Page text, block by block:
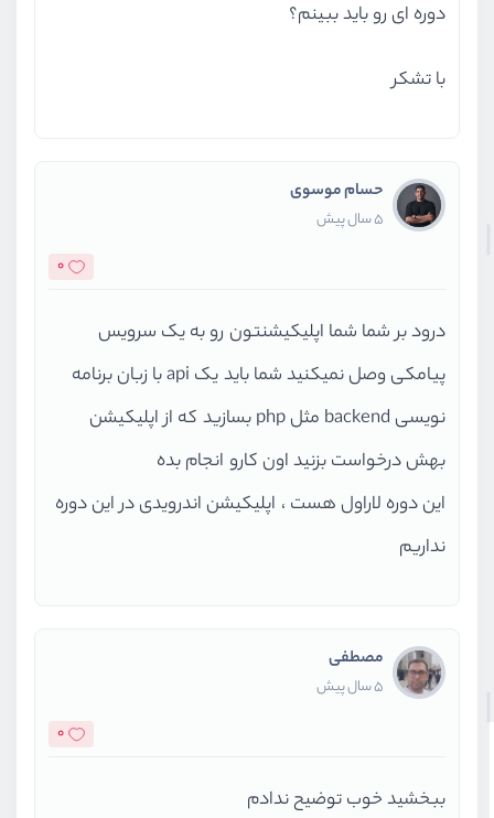
دوره ای رو باید ببینم؟
با تشکر
حسام موسوی
5 سال پیش
0
درود بر شما شما اپلیکیشنتون رو به یک سرویس
پیامکی وصل نمیکنید شما باید یک api با زبان برنامه
نویسی backend مثل php بسازید که از اپلیکیشن
بهش درخواست بزنید اون کارو انجام بده
این دوره لاراول هست ، اپلیکیشن اندرویدی در این دوره
نداریم
مصطفی
5 سال پیش
0
ببخشید خوب توضیح ندادم